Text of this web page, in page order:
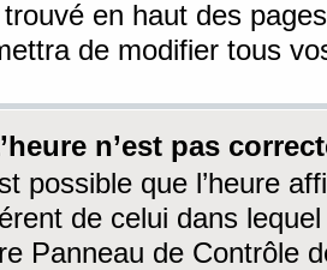
en haut des
de modifier tous
n’est pas
possible que l’heure
de celui dans
Panneau de Contrôle